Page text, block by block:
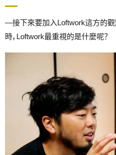
―接下來要加入Loftwork這方的觀
時，Loftwork最重視的是什麼呢？